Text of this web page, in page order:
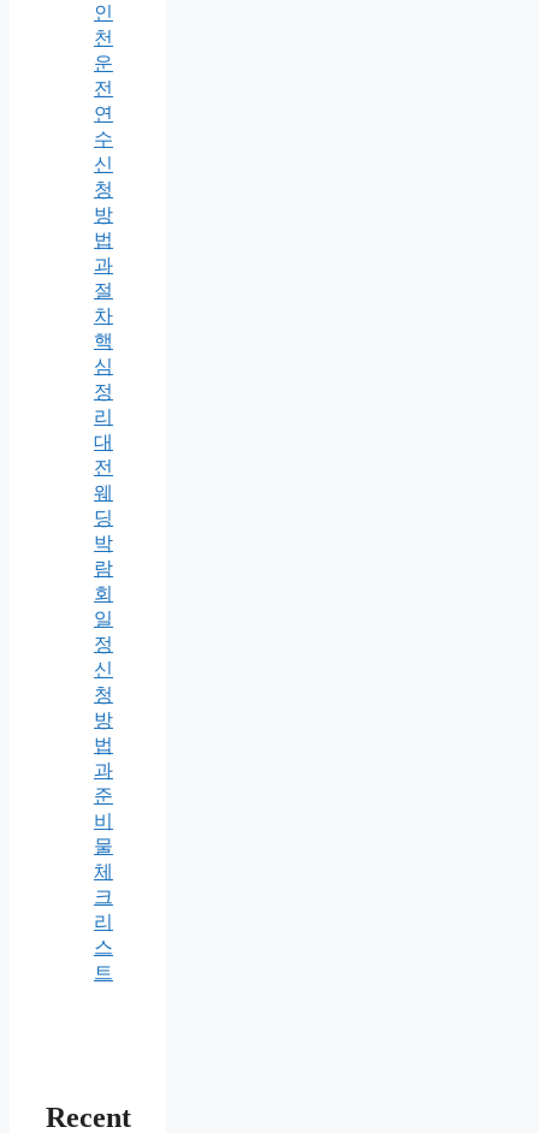
인
천
운
전
연
수
신
청
방
법
과
절
차
핵
심
정
리
대
전
웨
딩
박
람
회
일
정
신
청
방
법
과
준
비
물
체
크
리
스
트
Recent